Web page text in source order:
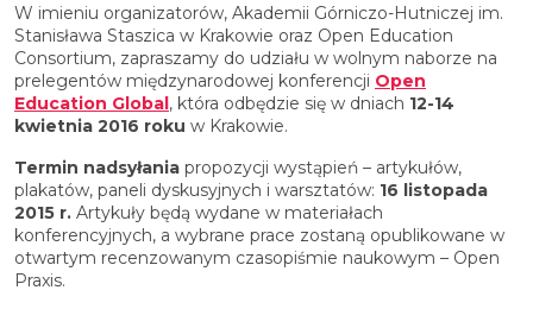
W imieniu organizatorów, Akademii Górniczo-Hutniczej im.
Stanisława Staszica w Krakowie oraz Open Education
Consortium, zapraszamy do udziału w wolnym naborze na
prelegentów międzynarodowej konferencji Open
Education Global, która odbędzie się w dniach 12-14
kwietnia 2016 roku w Krakowie.
Termin nadsyłania propozycji wystąpień – artykułów,
plakatów, paneli dyskusyjnych i warsztatów: 16 listopada
2015 r. Artykuły będą wydane w materiałach
konferencyjnych, a wybrane prace zostaną opublikowane w
otwartym recenzowanym czasopiśmie naukowym – Open
Praxis.